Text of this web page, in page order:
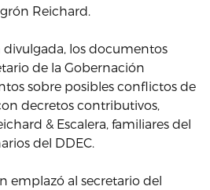
Reichard.
los documentos
de la Gobernación
sobre posibles conflictos de
decretos contributivos,
& Escalera, familiares del
del DDEC.
emplazó al secretario del